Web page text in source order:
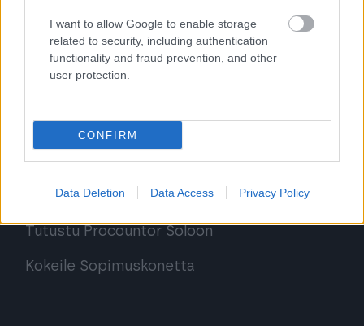
I want to allow Google to enable storage
related to security, including authentication
functionality and fraud prevention, and other
user protection.
CONFIRM
Data Deletion Data Access Privacy Policy
Finago Sign
Procountor Tallennus
Tutustu ohjelmistoihin
Tutustu Procountoriin
Tutustu Procountor Soloon
Kokeile Sopimuskonetta